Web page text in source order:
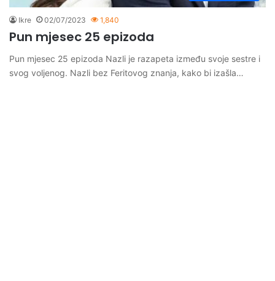
Ikre 02/07/2023 1,840
Pun mjesec 25 epizoda
Pun mjesec 25 epizoda Nazli je razapeta između svoje sestre i
svog voljenog. Nazli bez Feritovog znanja, kako bi izašla…